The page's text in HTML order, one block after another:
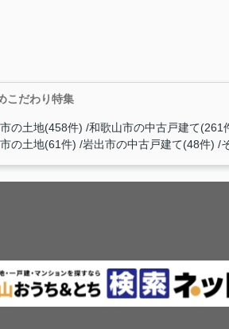
こだわり特集
の土地(458件) 和歌山市の中古戸建て(261
の土地(61件) 岩出市の中古戸建て(48件)